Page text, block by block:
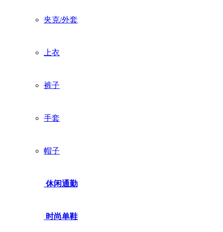
夹克/外套
上衣
裤子
手套
帽子
休闲通勤
时尚单鞋